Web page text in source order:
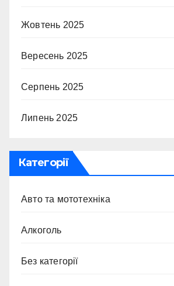
Жовтень 2025
Вересень 2025
Серпень 2025
Липень 2025
Категорії
Авто та мототехніка
Алкоголь
Без категорії